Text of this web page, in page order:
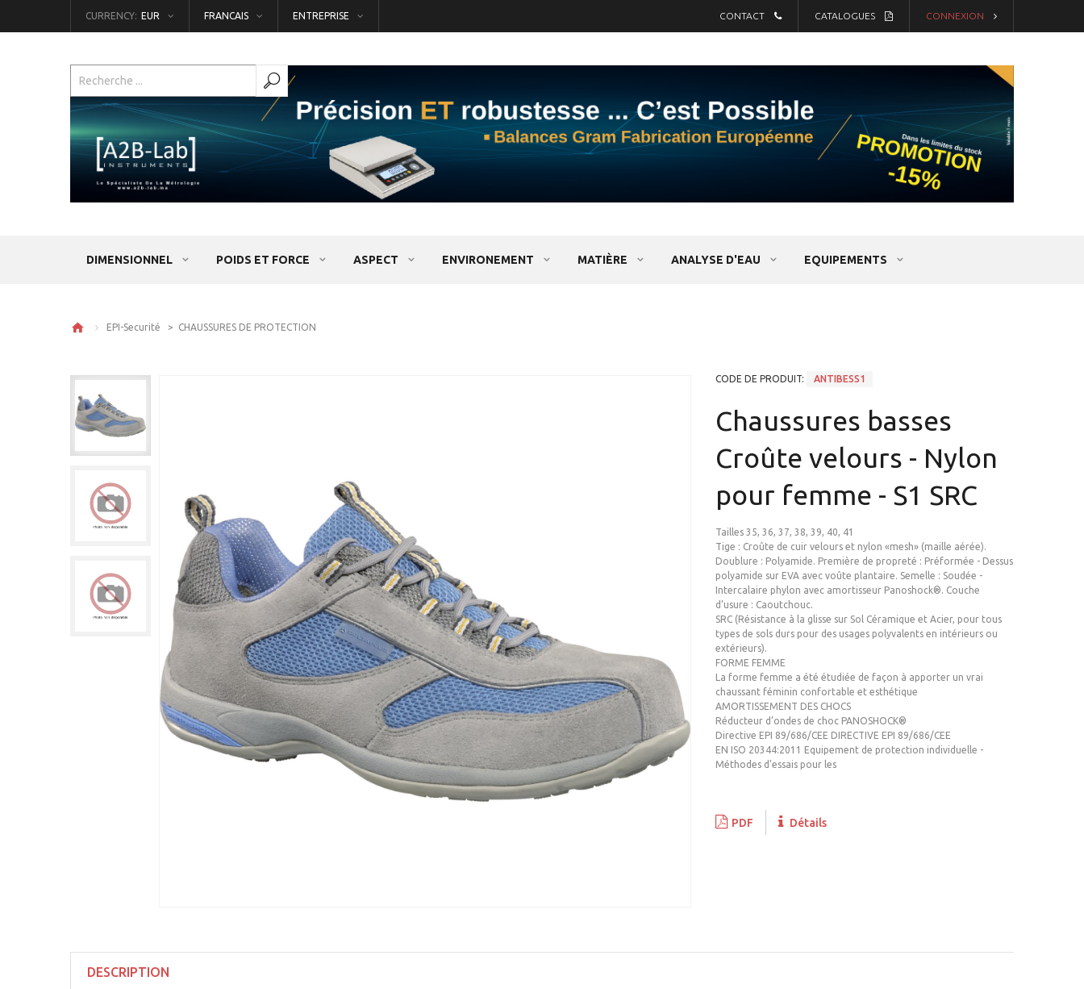
CURRENCY: EUR FRANCAIS ENTREPRISE CONNEXION
CATALOGUES
CONTACT
DIMENSIONNEL POIDS ET FORCE ASPECT ENVIRONEMENT MATIÈRE ANALYSE D'EAU EQUIPEMENTS
EPI-Securité > CHAUSSURES DE PROTECTION
CODE DE PRODUIT: ANTIBESS1
Chaussures basses
Croûte velours - Nylon
pour femme - S1 SRC
Tailles 35, 36, 37, 38, 39, 40, 41
Tige : Croûte de cuir velours et nylon «mesh» (maille aérée).
Doublure : Polyamide. Première de propreté : Préformée - Dessus
polyamide sur EVA avec voûte plantaire. Semelle : Soudée -
Intercalaire phylon avec amortisseur Panoshock®. Couche
d’usure : Caoutchouc.
SRC (Résistance à la glisse sur Sol Céramique et Acier, pour tous
types de sols durs pour des usages polyvalents en intérieurs ou
extérieurs).
FORME FEMME
La forme femme a été étudiée de façon à apporter un vrai
chaussant féminin confortable et esthétique
AMORTISSEMENT DES CHOCS
Réducteur d’ondes de choc PANOSHOCK®
Directive EPI 89/686/CEE DIRECTIVE EPI 89/686/CEE
EN ISO 20344:2011 Equipement de protection individuelle -
Méthodes d'essais pour les
PDF Détails
DESCRIPTION